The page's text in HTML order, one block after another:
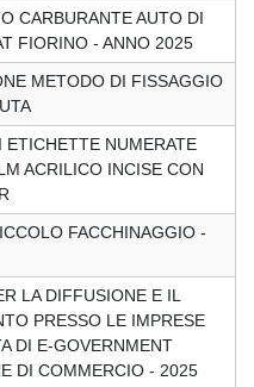
CARBURANTE AUTO DI
FIORINO - ANNO 2025
METODO DI FISSAGGIO
ETICHETTE NUMERATE
ACRILICO INCISE CON
FACCHINAGGIO -
LA DIFFUSIONE E IL
PRESSO LE IMPRESE
DI E-GOVERNMENT
DI COMMERCIO - 2025